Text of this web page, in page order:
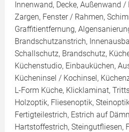
Innenwand, Decke, Außenwand /
Zargen, Fenster / Rahmen,
Graffitientfernung,
Brandschutzanstrich,
Schallschutz, Brandschutz,
Küchenstudio, Einbauküchen,
Kücheninsel / Kochinsel,
L-Form Küche, Klicklaminat,
Holzoptik, Fliesenoptik,
Fertigteilestrich, Estrich auf
Hartstoffestrich, Steingutfliesen,